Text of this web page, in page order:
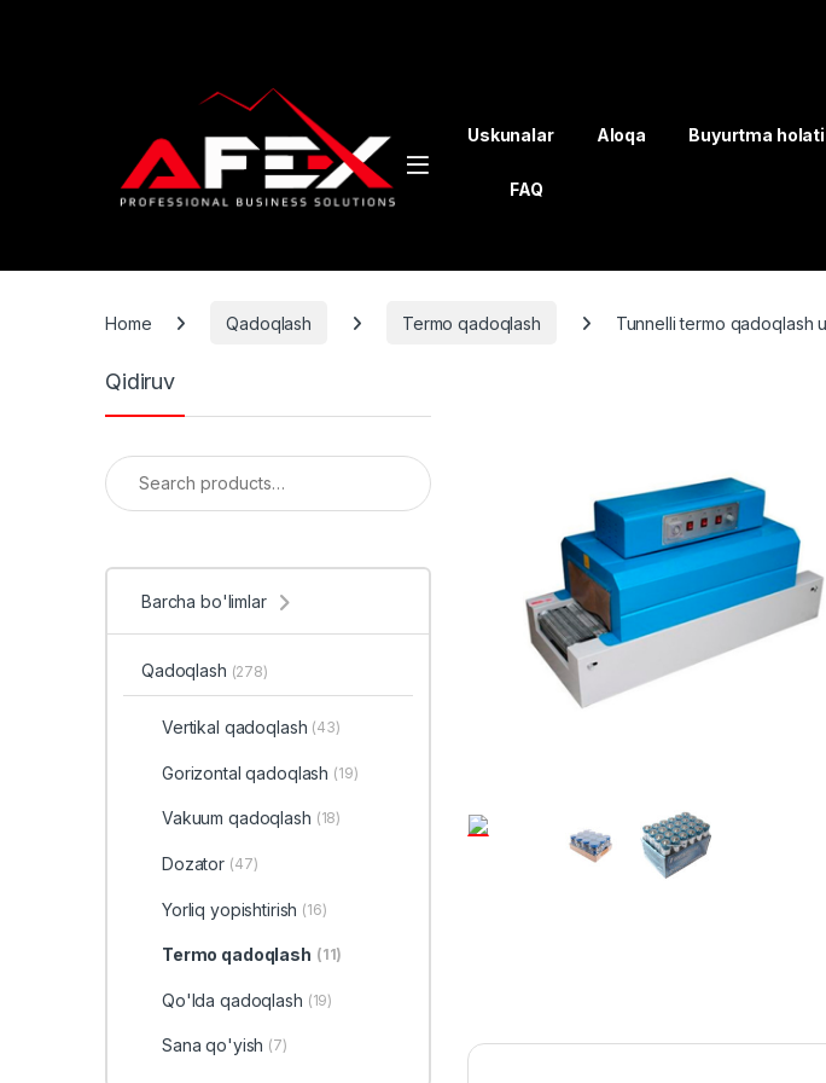
Uskunalar Aloqa Buyurtma holati
FAQ
Home Qadoqlash Termo qadoqlash Tunnelli termo qadoqlash
Qidiruv
Search for:
Barcha bo'limlar
Qadoqlash (278)
Vertikal qadoqlash (43)
Gorizontal qadoqlash (19)
Vakuum qadoqlash (18)
Dozator (47)
Yorliq yopishtirish (16)
Termo qadoqlash (11)
Qo'lda qadoqlash (19)
Sana qo'yish (7)